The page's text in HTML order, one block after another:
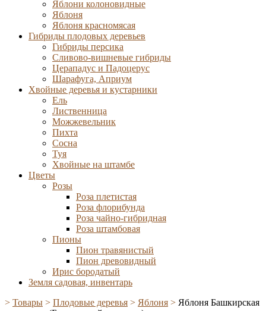
Яблони колоновидные
Яблоня
Яблоня красномясая
Гибриды плодовых деревьев
Гибриды персика
Сливово-вишневые гибриды
Церападус и Падоцерус
Шарафуга, Априум
Хвойные деревья и кустарники
Ель
Лиственница
Можжевельник
Пихта
Сосна
Туя
Хвойные на штамбе
Цветы
Розы
Роза плетистая
Роза флорибунда
Роза чайно-гибридная
Роза штамбовая
Пионы
Пион травянистый
Пион древовидный
Ирис бородатый
Земля садовая, инвентарь
> Товары > Плодовые деревья > Яблоня > Яблоня Башкирская